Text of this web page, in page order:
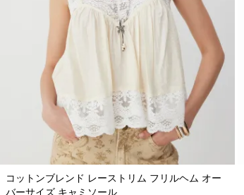
コットンブレンド レーストリム フリルヘム オー
バーサイズ キャミソール